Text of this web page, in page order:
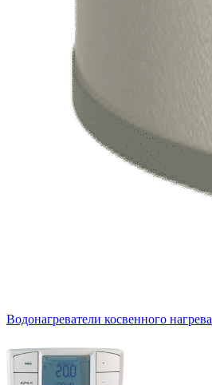
Водонагреватели косвенного нагрева